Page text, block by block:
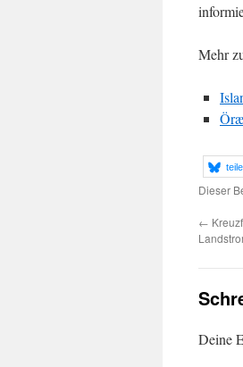
Mehr
Dieser
←
Deine